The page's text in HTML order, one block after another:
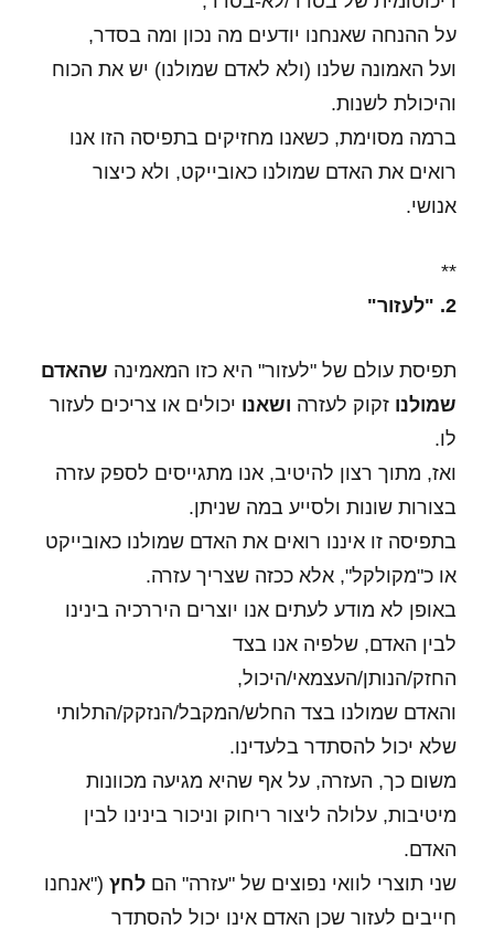
על ההנחה שאנחנו יודעים מה נכון ומה בסדר,
ועל האמונה שלנו (ולא לאדם שמולנו) יש את הכוח
והיכולת לשנות.
ברמה מסוימת, כשאנו מחזיקים בתפיסה הזו אנו
רואים את האדם שמולנו כאובייקט, ולא כיצור
אנושי.
**
2. "לעזור"
תפיסת עולם של "לעזור" היא כזו המאמינה שהאדם
שמולנו זקוק לעזרה ושאנו יכולים או צריכים לעזור
לו.
ואז, מתוך רצון להיטיב, אנו מתגייסים לספק עזרה
בצורות שונות ולסייע במה שניתן.
בתפיסה זו איננו רואים את האדם שמולנו כאובייקט
או כ"מקולקל", אלא ככזה שצריך עזרה.
באופן לא מודע לעתים אנו יוצרים היררכיה בינינו
לבין האדם, שלפיה אנו בצד
החזק/הנותן/העצמאי/היכול,
והאדם שמולנו בצד החלש/המקבל/הנזקק/התלותי
שלא יכול להסתדר בלעדינו.
משום כך, העזרה, על אף שהיא מגיעה מכוונות
מיטיבות, עלולה ליצור ריחוק וניכור בינינו לבין
האדם.
שני תוצרי לוואי נפוצים של "עזרה" הםלחץ ("אנחנו
חייבים לעזור שכן האדם אינו יכול להסתדר